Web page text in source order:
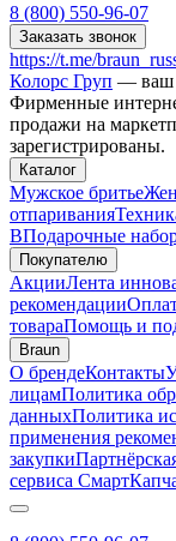
8 (800) 550-96-07
Заказать звонок
https://t.me/
Колорс Груп — ваш
Фирменные
продажи на
зарегистрированы.
Каталог
Мужское бритье
отпаривания
BПодарочные
Покупателю
АкцииЛента
рекомендации
товараПомощь и
Braun
О брендеКонтакты
лицамПолитика
данныхПолитика
применения
закупки
сервиса